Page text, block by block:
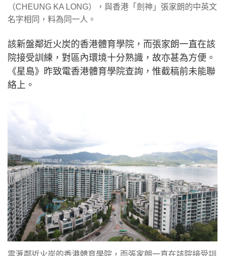
（CHEUNG KA LONG），與香港「劍神」張家朗的中英文
名字相同，料為同一人。
該新盤鄰近火炭的香港體育學院，而張家朗一直在該
院接受訓練，對區內環境十分熟識，故亦甚為方便。
《星島》昨致電香港體育學院查詢，惟截稿前未能聯
絡上。
雲滙鄰近火炭的香港體育學院，而張家朗一直在該院接受訓